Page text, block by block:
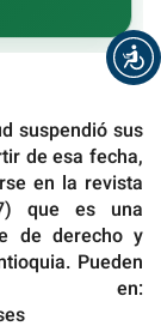
suspendió sus
de esa fecha,
en la revista
que es una
de derecho y
Pueden
en: